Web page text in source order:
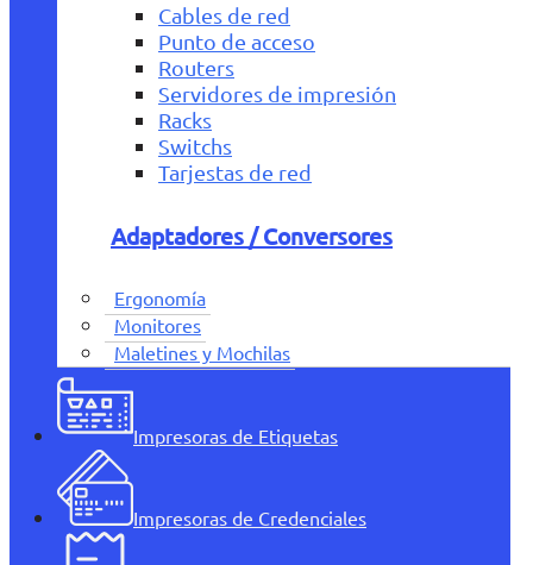
Cables de red
Punto de acceso
Routers
Servidores de impresión
Racks
Switchs
Tarjestas de red
Adaptadores / Conversores
Ergonomía
Monitores
Maletines y Mochilas
Impresoras de Etiquetas
Impresoras de Credenciales